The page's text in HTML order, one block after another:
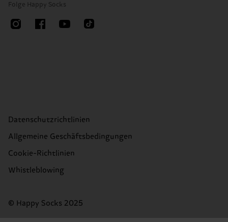
Folge Happy Socks
Datenschutzrichtlinien
Allgemeine Geschäftsbedingungen
Cookie-Richtlinien
Whistleblowing
© Happy Socks 2025